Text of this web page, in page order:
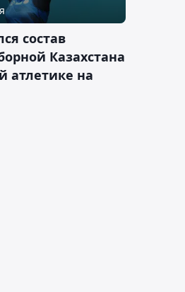
состав
Казахстана
атлетике на